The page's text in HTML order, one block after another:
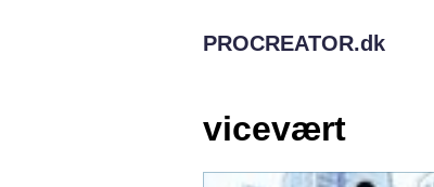
PROCREATOR.dk
vicevært